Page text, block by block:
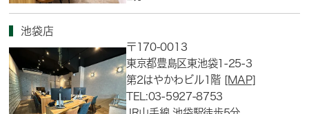
池袋店
〒170-0013
東京都豊島区東池袋1-25-3
第2はやかわビル1階 [MAP]
TEL:03-5927-8753